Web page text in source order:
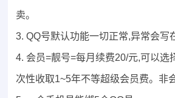
卖。
3. QQ号默认功能一切正常,异常会写
4. 会员=靓号=每月续费20/元,可以选
次性收取1~5年不等超级会员费。非